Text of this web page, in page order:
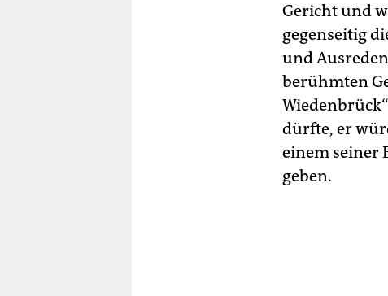
Gericht und
gegenseitig
und
berühmten
dürfte, er
einem seiner
geben.